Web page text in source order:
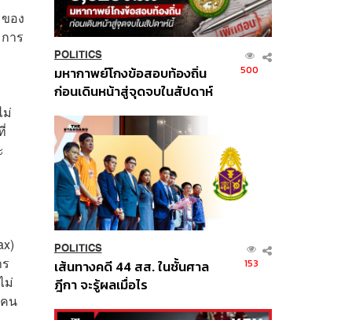
อง
าร
ม่
ม่
น
POLITICS
มหากาพย์โกงข้อสอบท้องถิ่น
ก่อนเดินหน้าสู่จุดจบในสัปดาห์
500
POLITICS
เส้นทางคดี 44 สส. ในชั้นศาล
ฎีกา จะรู้ผลเมื่อไร
153